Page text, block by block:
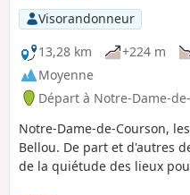
Visorandonneur
13,28 km
+224 m
Moyenne
Départ à Notre-Dame-
Notre-Dame-de-Courson,
Bellou. De part et d'autres
de la quiétude des lieux